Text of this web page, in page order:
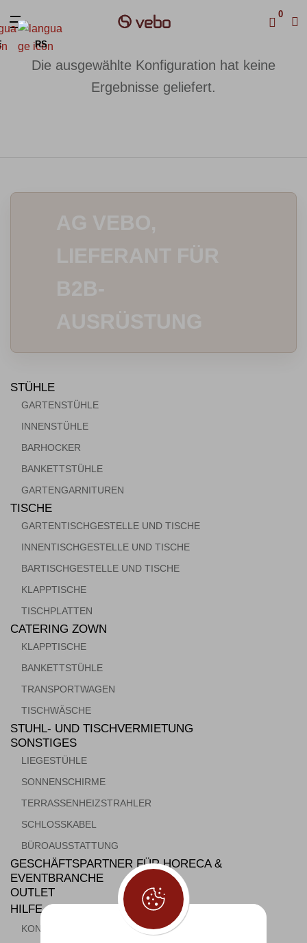
0
RS
Die ausgewählte Konfiguration hat keine
Ergebnisse geliefert.
STÜHLE
GARTENSTÜHLE
INNENSTÜHLE
BARHOCKER
BANKETTSTÜHLE
GARTENGARNITUREN
TISCHE
GARTENTISCHGESTELLE UND TISCHE
INNENTISCHGESTELLE UND TISCHE
BARTISCHGESTELLE UND TISCHE
KLAPPTISCHE
TISCHPLATTEN
CATERING ZOWN
KLAPPTISCHE
BANKETTSTÜHLE
TRANSPORTWAGEN
TISCHWÄSCHE
STUHL- UND TISCHVERMIETUNG
SONSTIGES
LIEGESTÜHLE
SONNENSCHIRME
TERRASSENHEIZSTRAHLER
SCHLOSSKABEL
BÜROAUSSTATTUNG
GESCHÄFTSPARTNER FÜR HORECA &
EVENTBRANCHE
OUTLET
HILFE
KONTAKT